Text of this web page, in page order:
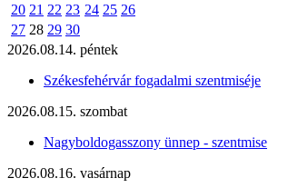
20 21 22 23 24 25 26
27 28 29 30
2026.08.14. péntek
Székesfehérvár fogadalmi szentmiséje
2026.08.15. szombat
Nagyboldogasszony ünnep - szentmise
2026.08.16. vasárnap